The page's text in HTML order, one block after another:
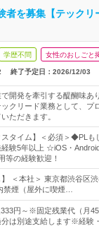
者を募集【テックリ
学歴不問 女性のおしごと
終了予定日： 2026/12/03
で開発を牽引する醍醐味あ
ックリード業務として、プ
ただきます。
スタイム】＜必須＞◆PL
経験5年以上 ☆iOS・
等の経験歓迎！
】 ＜本社＞ 東京都渋谷区
煙（屋外に喫煙…
円～※固定残業代（月45
は別途支給します※経験